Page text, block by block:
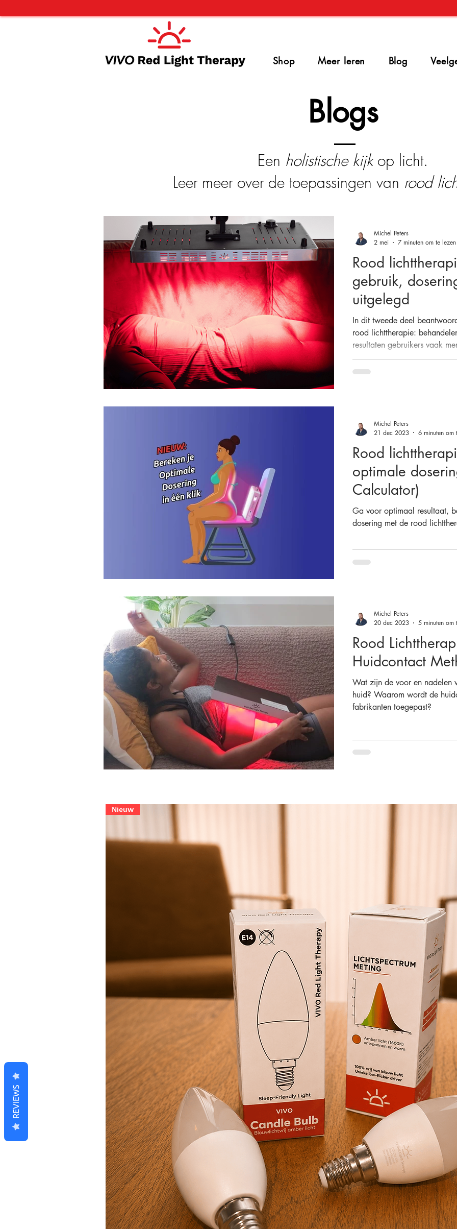
Shop Meer leren Blog
Blogs
Een holistische kijkop licht.
Leer meer over de toepassingen van rood
Rood
gebruik,
uitgelegd
In dit tweede deel
rood lichttherapie:
resultaten gebruikers vaak
dosering belangrijker is dan
Michel Peters
2 mei
7 minuten om te lezen
Rood
optimale
Calculator)
Ga voor optimaal resultaat,
dosering met de rood
Michel Peters
21 dec 2023
6 minuten om
Rood
Huidcontact
Wat zijn de voor en nadelen
huid? Waarom wordt de
fabrikanten toegepast?
Michel Peters
20 dec 2023
5 minuten om
Nieuw
REVIEWS